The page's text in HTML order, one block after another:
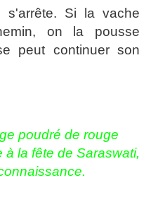
s'arrête. Si la vache
on la pousse
peut continuer son
poudré de rouge
à la fête de Saraswati,